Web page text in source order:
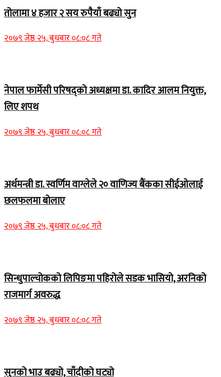
तोलामा ४ हजार २ सय रुपैयाँ बढ्यो सुन
२०७९ जेष्ठ २५, बुधबार ०८:०८ गते
नेपाल फार्मेसी परिषद्को अध्यक्षमा डा. कादिर आलम नियुक्त,
लिए शपथ
२०७९ जेष्ठ २५, बुधबार ०८:०८ गते
अर्थमन्त्री डा. स्वर्णिम वाग्लेले २० वाणिज्य बैंकका सीईओलाई
छलफलमा बोलाए
२०७९ जेष्ठ २५, बुधबार ०८:०८ गते
सिन्धुपाल्चोकको लिपिङमा पहिरोले सडक भासियो, अरनिको
राजमार्ग अवरुद्ध
२०७९ जेष्ठ २५, बुधबार ०८:०८ गते
सुनको भाउ बढ्यो, चाँदीको घट्यो